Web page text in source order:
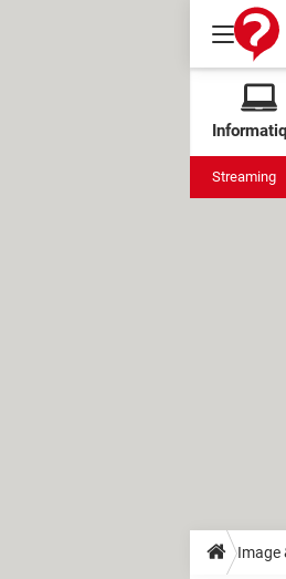
Streaming
Image